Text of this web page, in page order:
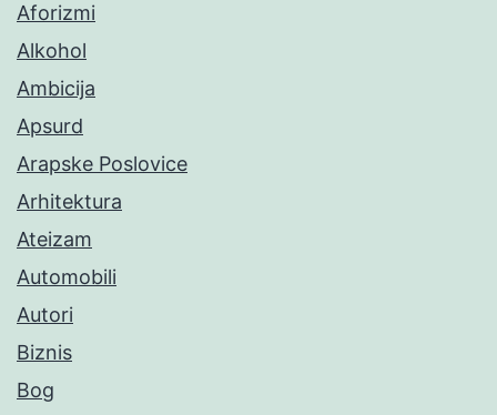
Aforizmi
Alkohol
Ambicija
Apsurd
Arapske Poslovice
Arhitektura
Ateizam
Automobili
Autori
Biznis
Bog